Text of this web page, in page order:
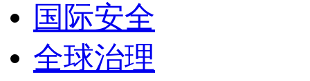
国际安全
全球治理